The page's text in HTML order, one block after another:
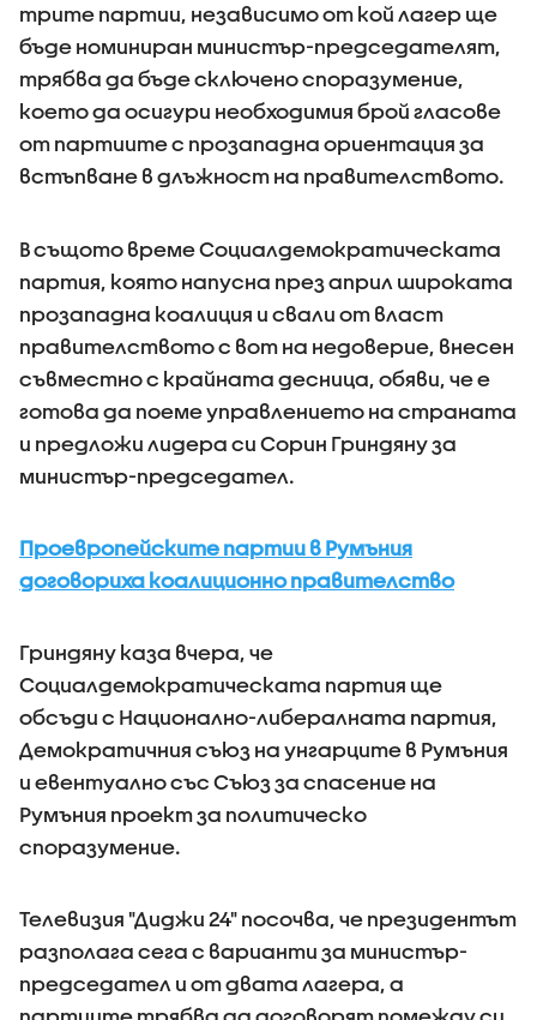
трите партии, независимо от кой лагер ще
бъде номиниран министър-председателят,
трябва да бъде сключено споразумение,
което да осигури необходимия брой гласове
от партиите с прозападна ориентация за
встъпване в длъжност на правителството.
В същото време Социалдемократическата
партия, която напусна през април широката
прозападна коалиция и свали от власт
правителството с вот на недоверие, внесен
съвместно с крайната десница, обяви, че е
готова да поеме управлението на страната
и предложи лидера си Сорин Гриндяну за
министър-председател.
Проевропейските партии в Румъния
договориха коалиционно правителство
Гриндяну каза вчера, че
Социалдемократическата партия ще
обсъди с Национално-либералната партия,
Демократичния съюз на унгарците в Румъния
и евентуално със Съюз за спасение на
Румъния проект за политическо
споразумение.
Телевизия "Диджи 24" посочва, че президентът
разполага сега с варианти за министър-
председател и от двата лагера, а